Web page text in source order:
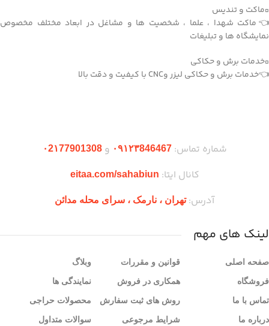
▫️ماکت و تندیس
👈ماکت شهدا ، علما ، شخصیت ها و مشاغل در ابعاد مختلف مخصوص
نمایشگاه ها و تبلیغات
▫️خدمات برش و حکاکی
👈خدمات برش و حکاکی لیزر وCNC با کیفیت و دقت بالا
شماره تماس:۰۹۱۲۳846467 و۰2۱77901308
کانال ایتا: eitaa.com/sahabiun
آدرس:تهران ،‌ نارمک ، سرای محله مدائن
لینک های مهم
صفحه اصلی
فروشگاه
تماس با ما
درباره ما
قوانین و مقررات
همکاری در فروش
روش های ثبت سفارش
شرایط مرجوعی
وبلاگ
نمایندگی ها
محصولات حراجی
سوالات متداول